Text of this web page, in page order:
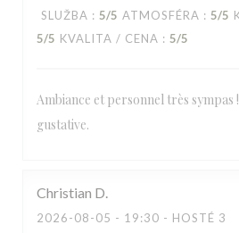
SLUŽBA : 5/5 ATMOSFÉRA : 5/5
5/5 KVALITA / CENA : 5/5
Ambiance et personnel très sympas
gustative.
Christian D
2026-08-05 - 19:30 - HOSTÉ 3